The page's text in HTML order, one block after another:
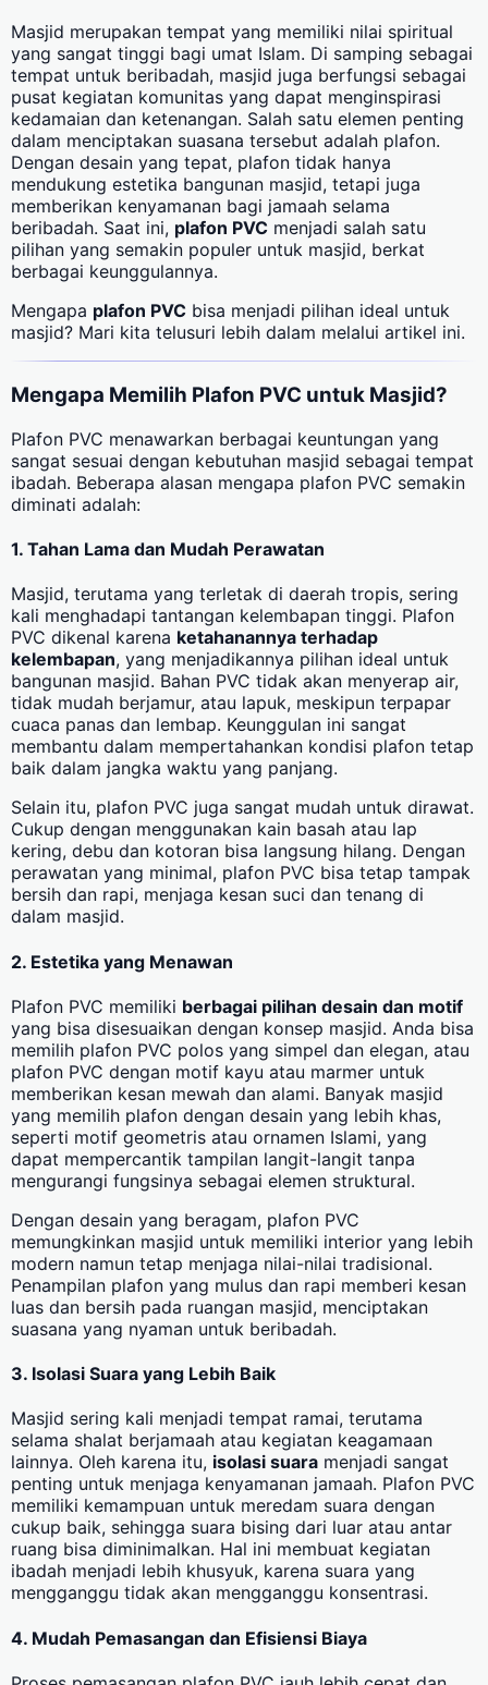
Masjid merupakan tempat yang memiliki nilai spiritual
yang sangat tinggi bagi umat Islam. Di samping sebagai
tempat untuk beribadah, masjid juga berfungsi sebagai
pusat kegiatan komunitas yang dapat menginspirasi
kedamaian dan ketenangan. Salah satu elemen penting
dalam menciptakan suasana tersebut adalah plafon.
Dengan desain yang tepat, plafon tidak hanya
mendukung estetika bangunan masjid, tetapi juga
memberikan kenyamanan bagi jamaah selama
beribadah. Saat ini, plafon PVC menjadi salah satu
pilihan yang semakin populer untuk masjid, berkat
berbagai keunggulannya.
Mengapa plafon PVC bisa menjadi pilihan ideal untuk
masjid? Mari kita telusuri lebih dalam melalui artikel ini.
Mengapa Memilih Plafon PVC untuk Masjid?
Plafon PVC menawarkan berbagai keuntungan yang
sangat sesuai dengan kebutuhan masjid sebagai tempat
ibadah. Beberapa alasan mengapa plafon PVC semakin
diminati adalah:
1. Tahan Lama dan Mudah Perawatan
Masjid, terutama yang terletak di daerah tropis, sering
kali menghadapi tantangan kelembapan tinggi. Plafon
PVC dikenal karena ketahanannya terhadap
kelembapan, yang menjadikannya pilihan ideal untuk
bangunan masjid. Bahan PVC tidak akan menyerap air,
tidak mudah berjamur, atau lapuk, meskipun terpapar
cuaca panas dan lembap. Keunggulan ini sangat
membantu dalam mempertahankan kondisi plafon tetap
baik dalam jangka waktu yang panjang.
Selain itu, plafon PVC juga sangat mudah untuk dirawat.
Cukup dengan menggunakan kain basah atau lap
kering, debu dan kotoran bisa langsung hilang. Dengan
perawatan yang minimal, plafon PVC bisa tetap tampak
bersih dan rapi, menjaga kesan suci dan tenang di
dalam masjid.
2. Estetika yang Menawan
Plafon PVC memiliki berbagai pilihan desain dan motif
yang bisa disesuaikan dengan konsep masjid. Anda bisa
memilih plafon PVC polos yang simpel dan elegan, atau
plafon PVC dengan motif kayu atau marmer untuk
memberikan kesan mewah dan alami. Banyak masjid
yang memilih plafon dengan desain yang lebih khas,
seperti motif geometris atau ornamen Islami, yang
dapat mempercantik tampilan langit-langit tanpa
mengurangi fungsinya sebagai elemen struktural.
Dengan desain yang beragam, plafon PVC
memungkinkan masjid untuk memiliki interior yang lebih
modern namun tetap menjaga nilai-nilai tradisional.
Penampilan plafon yang mulus dan rapi memberi kesan
luas dan bersih pada ruangan masjid, menciptakan
suasana yang nyaman untuk beribadah.
3. Isolasi Suara yang Lebih Baik
Masjid sering kali menjadi tempat ramai, terutama
selama shalat berjamaah atau kegiatan keagamaan
lainnya. Oleh karena itu, isolasi suara menjadi sangat
penting untuk menjaga kenyamanan jamaah. Plafon PVC
memiliki kemampuan untuk meredam suara dengan
cukup baik, sehingga suara bising dari luar atau antar
ruang bisa diminimalkan. Hal ini membuat kegiatan
ibadah menjadi lebih khusyuk, karena suara yang
mengganggu tidak akan mengganggu konsentrasi.
4. Mudah Pemasangan dan Efisiensi Biaya